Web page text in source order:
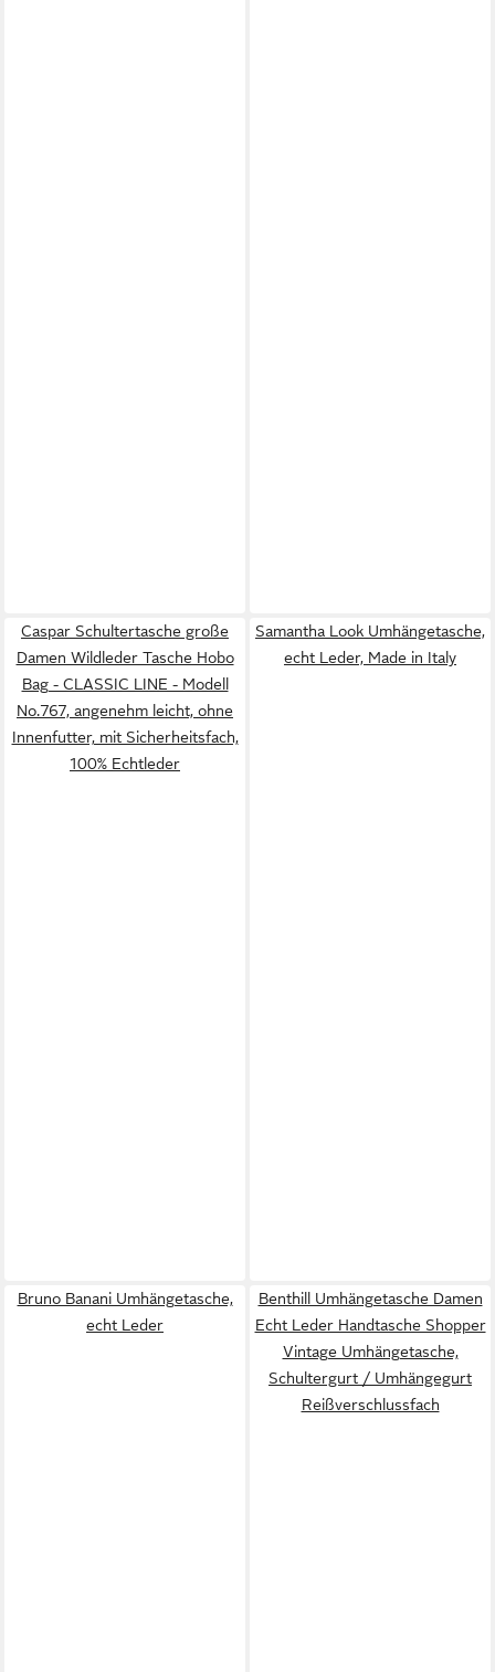
Caspar Schultertasche große
Damen Wildleder Tasche Hobo
Bag - CLASSIC LINE - Modell
No.767, angenehm leicht, ohne
Innenfutter, mit Sicherheitsfach,
100% Echtleder
Samantha Look Umhängetasche,
echt Leder, Made in Italy
Bruno Banani Umhängetasche,
echt Leder
Benthill Umhängetasche Damen
Echt Leder Handtasche Shopper
Vintage Umhängetasche,
Schultergurt / Umhängegurt
Reißverschlussfach